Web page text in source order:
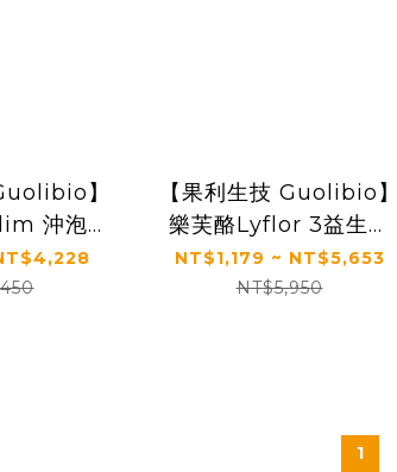
】
沖泡飲
(盒/30包)
【果利生技 Guolibio】
樂芙酪Lyflor 3益生菌
粉包 (盒/30包) -
Monde Selection世界
NT$1,179 ~ NT$5,653
NT$5,950
1